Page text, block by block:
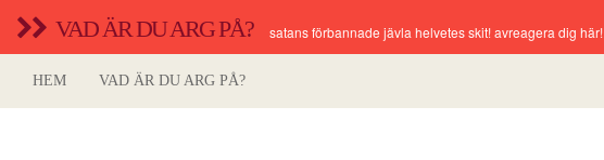
VAD ÄR DU ARG PÅ? satans förbannade jävla helvetes skit! avreagera dig här!
HEM VAD ÄR DU ARG PÅ?